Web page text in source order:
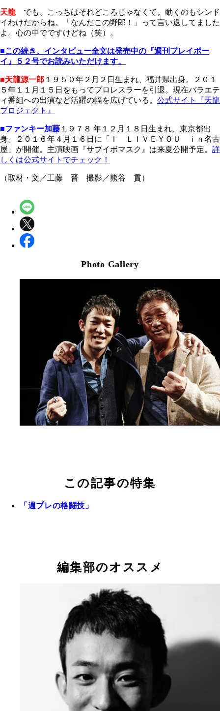
天龍 でも、こっちはそれどころじゃなくて。動くのもシンド
イわけだからね。「なんだこの野郎！」って言い返してました
よ。心の中でですけどね（笑）。
■この続き、インタビュー全文は発売中の『週刊プレイボー
イ』５２号でお読みいただけます。
■天龍源一郎 １９５０年２月２日生まれ、福井県出身。２０１
５年１１月１５日をもってプロレスラーを引退。現在バラエテ
ィ番組への出演など活躍の幅を広げている。 公式サイト『天龍
プロジェクト』
■ファンキー加藤 １９７８ 年１２月１８日生まれ、東京都出
身。２０１６年４月１６日に「Ｉ ＬＩＶＥＹＯＵ ｉｎ名古
屋」が開催。主演映画『サブイボマスク』は来夏公開予定。 詳
しくは公式サイトでチェック！
（取材・文／工藤 晋 撮影／熊谷 貫）
Photo Gallery
この記事の特集
「週プレの格闘技」
編集部のオススメ